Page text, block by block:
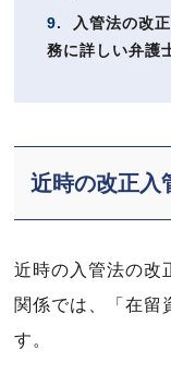
9.
入管法の改
務に詳しい弁護
近時の改正入
近時の入管法の改
関係では、「在留
す。